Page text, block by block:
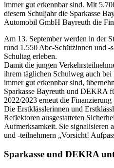
immer gut erkennbar sind. Mit
diesem Schuljahr die Sparkasse
Automobil GmbH Bayreuth die
Am 13. September werden in der
rund 1.550 Abc-Schützinnen und -
Schultag erleben.
Damit die jungen
ihrem täglichen Schulweg auch
immer gut erkennbar sind,
Sparkasse Bayreuth und DEKRA
2022/2023 erneut die Finanzierung
Die Erstklässlerinnen und
Reflektoren ausgestatteten
Aufmerksamkeit. Sie signalisieren
und -teilnehmern „Vorsicht!
Sparkasse und DEKRA